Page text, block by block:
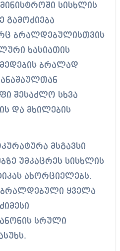
სისხლის
გამოძიება
ბრალდებულისთვის
ხასიათის
ბრალად
შესაძლო სხვა
და მხილების
მსგავსი
უმკაცრეს სისხლის
ახორციელებს.
ბრალდებული ყველა
სრული